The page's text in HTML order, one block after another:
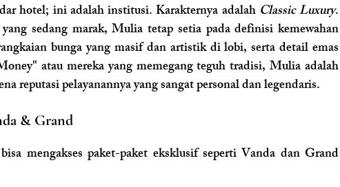
hotel; ini adalah institusi. Karakternya adalah Classic Luxury.
sedang marak, Mulia tetap setia pada definisi kemewahan
bunga yang masif dan artistik di lobi, serta detail emas
atau mereka yang memegang teguh tradisi, Mulia adalah
reputasi pelayanannya yang sangat personal dan legendaris.
& Grand
mengakses paket-paket eksklusif seperti Vanda dan Grand